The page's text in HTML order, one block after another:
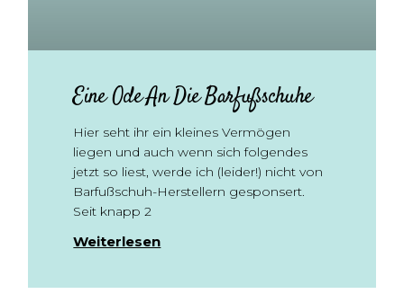
Eine Ode An Die Barfußschuhe
Hier seht ihr ein kleines Vermögen
liegen und auch wenn sich folgendes
jetzt so liest, werde ich (leider!) nicht von
Barfußschuh-Herstellern gesponsert.
Seit knapp 2
Weiterlesen